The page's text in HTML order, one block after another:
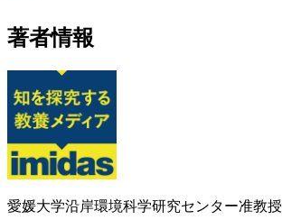
著者情報
愛媛大学沿岸環境科学研究センター准教授